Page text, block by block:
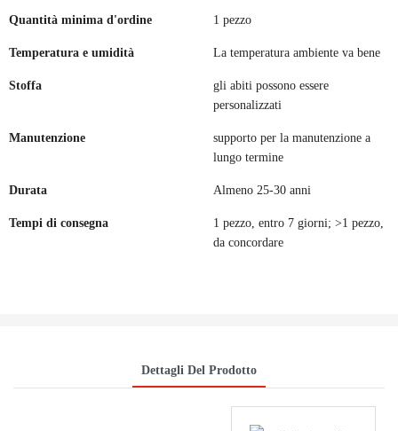
Quantità minima d'ordine 1 pezzo
Temperatura e umidità La temperatura ambiente va bene
Stoffa
gli abiti possono essere
personalizzati
Manutenzione
supporto per la manutenzione a
lungo termine
Durata Almeno 25-30 anni
Tempi di consegna
1 pezzo, entro 7 giorni; >1 pezzo,
da concordare
Dettagli Del Prodotto